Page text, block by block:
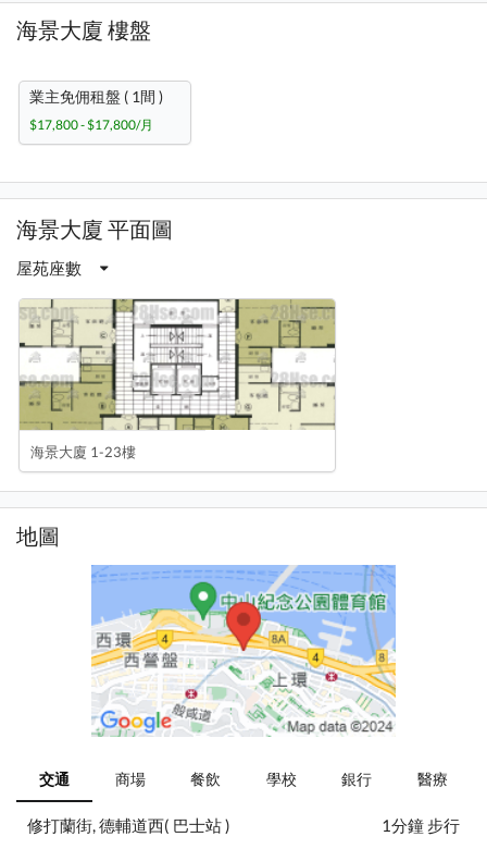
海景大廈 樓盤
業主免佣租盤 ( 1間 )
$17,800 - $17,800/月
海景大廈 平面圖
屋苑座數
海景大廈 1-23樓
地圖
交通 商場 餐飲 學校 銀行 醫療
修打蘭街, 德輔道西( 巴士站 )
1分鐘 步行